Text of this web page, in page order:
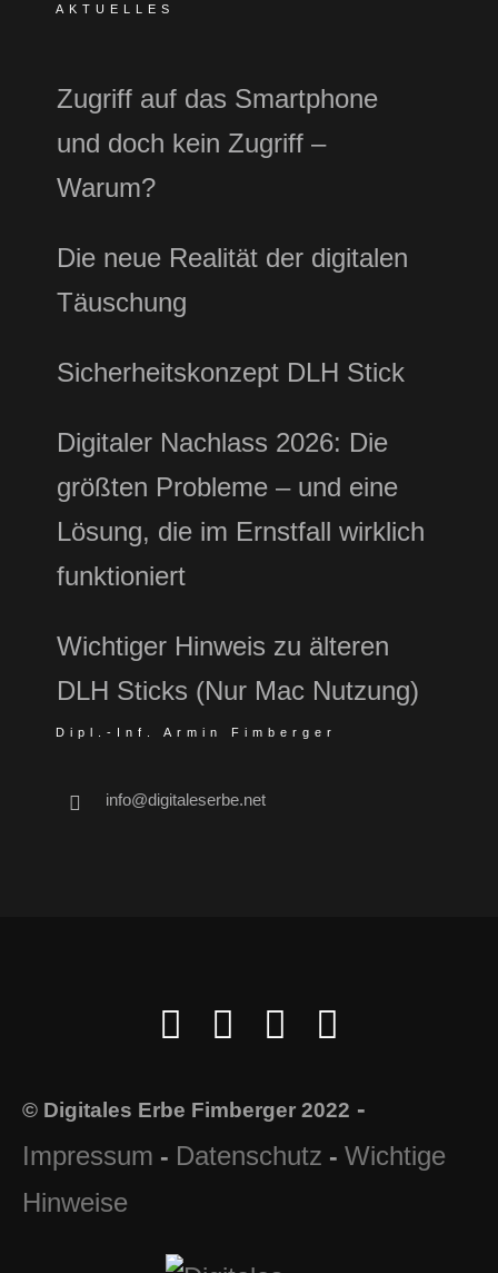
AKTUELLES
Zugriff auf das Smartphone
und doch kein Zugriff –
Warum?
Die neue Realität der digitalen
Täuschung
Sicherheitskonzept DLH Stick
Digitaler Nachlass 2026: Die
größten Probleme – und eine
Lösung, die im Ernstfall wirklich
funktioniert
Wichtiger Hinweis zu älteren
DLH Sticks (Nur Mac Nutzung)
Dipl.-Inf. Armin Fimberger
info@digitaleserbe.net
© Digitales Erbe Fimberger 2022 -
Impressum - Datenschutz - Wichtige
Hinweise